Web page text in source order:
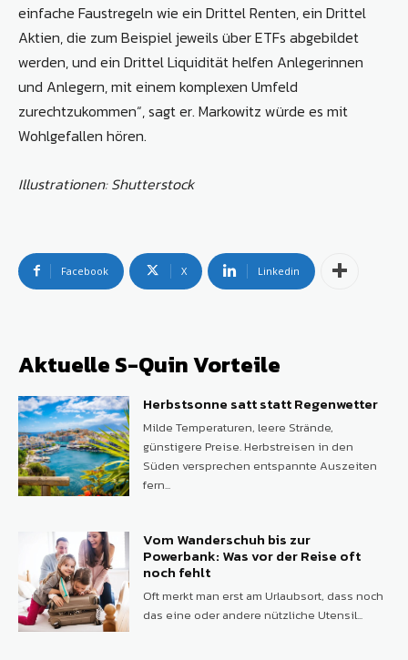
einfache Faustregeln wie ein Drittel Renten, ein Drittel
Aktien, die zum Beispiel jeweils über ETFs abgebildet
werden, und ein Drittel Liquidität helfen Anlegerinnen
und Anlegern, mit einem komplexen Umfeld
zurechtzukommen“, sagt er. Markowitz würde es mit
Wohlgefallen hören.
Illustrationen: Shutterstock
Facebook X Linkedin
Aktuelle S-Quin Vorteile
Herbstsonne satt statt Regenwetter
Milde Temperaturen, leere Strände,
günstigere Preise. Herbstreisen in den
Süden versprechen entspannte Auszeiten
fern...
Vom Wanderschuh bis zur
Powerbank: Was vor der Reise oft
noch fehlt
Oft merkt man erst am Urlaubsort, dass noch
das eine oder andere nützliche Utensil...